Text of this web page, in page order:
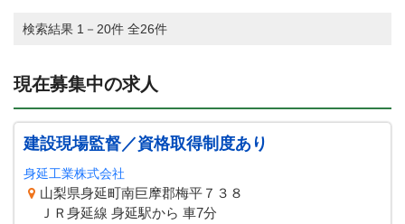
検索結果 1－20件 全26件
現在募集中の求人
建設現場監督／資格取得制度あり
身延工業株式会社
山梨県身延町南巨摩郡梅平７３８
ＪＲ身延線 身延駅から 車7分